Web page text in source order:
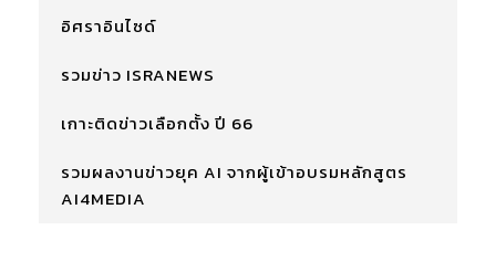
อิศราอินไซด์
รวมข่าว ISRANEWS
เกาะติดข่าวเลือกตั้ง ปี 66
รวมผลงานข่าวยุค AI จากผู้เข้าอบรมหลักสูตร
AI4MEDIA